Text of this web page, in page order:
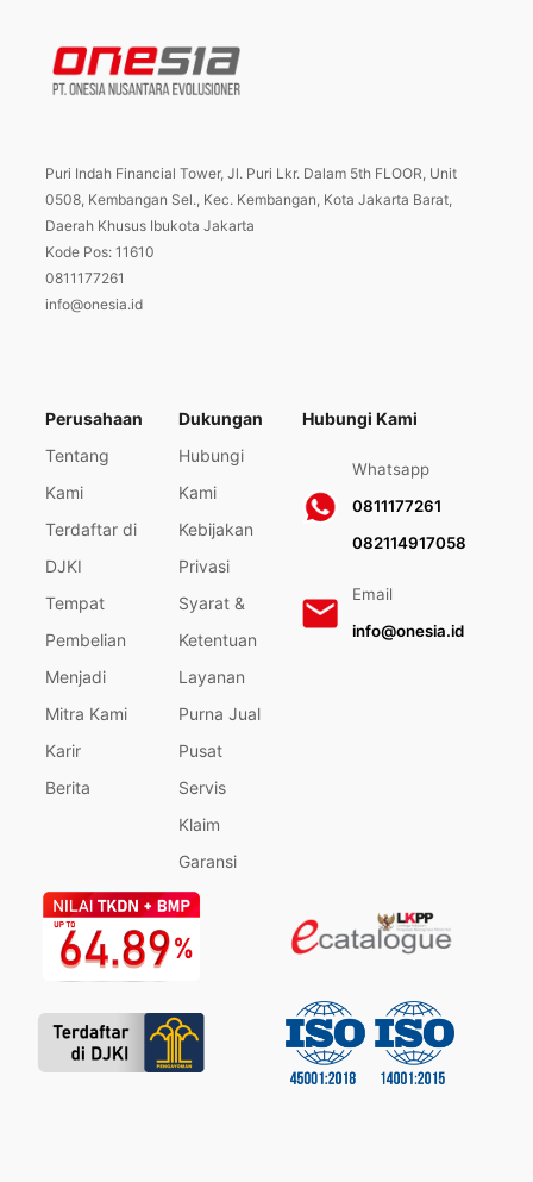
Puri Indah Financial Tower, Jl. Puri Lkr. Dalam 5th FLOOR, Unit
0508, Kembangan Sel., Kec. Kembangan, Kota Jakarta Barat,
Daerah Khusus Ibukota Jakarta
Kode Pos: 11610
0811177261
info@onesia.id
Perusahaan
Tentang
Kami
Terdaftar di
DJKI
Tempat
Pembelian
Menjadi
Mitra Kami
Karir
Berita
Dukungan
Hubungi
Kami
Kebijakan
Privasi
Syarat &
Ketentuan
Layanan
Purna Jual
Pusat
Servis
Klaim
Garansi
Hubungi Kami
Whatsapp
0811177261
082114917058
Email
info@onesia.id